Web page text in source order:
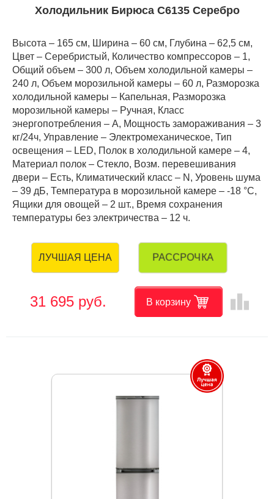
Холодильник Бирюса C6135 Серебро
Высота – 165 см, Ширина – 60 см, Глубина – 62,5 см,
Цвет – Серебристый, Количество компрессоров – 1,
Общий объем – 300 л, Объем холодильной камеры –
240 л, Объем морозильной камеры – 60 л, Разморозка
холодильной камеры – Капельная, Разморозка
морозильной камеры – Ручная, Класс
энергопотребления – А, Мощность замораживания – 3
кг/24ч, Управление – Электромеханическое, Тип
освещения – LED, Полок в холодильной камере – 4,
Материал полок – Стекло, Возм. перевешивания
двери – Есть, Климатический класс – N, Уровень шума
– 39 дБ, Температура в морозильной камере – -18 °C,
Ящики для овощей – 2 шт., Время сохранения
температуры без электричества – 12 ч.
ЛУЧШАЯ ЦЕНА РАССРОЧКА
31 695 руб. В корзину leaderboard